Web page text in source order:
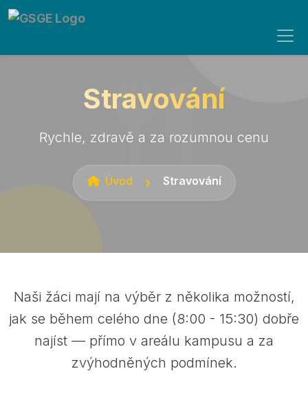
Stravování
Rychle, zdravě a za rozumnou cenu
Úvod Stravování
Naši žáci mají na výběr z několika možností,
jak se během celého dne (8:00 - 15:30) dobře
najíst — přímo v areálu kampusu a za
zvýhodněných podmínek.